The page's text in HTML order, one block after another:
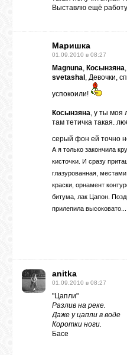
Выставлю ещё
Маришка
01.09.2010 в 08:27
Magnuna, Косынзяна,
svetashal , Девочки,
успокоили!
Косынзяна, у ты моя
там тетичка такая.
серый фон ей точно
А я только закончила
кисточки. И сразу
глазурованная,
краски, орнамент
битума, лак Цапон.
прилепила высоковато...
anitka
01.09.2010 в 08:27
"Цапли"
Разлив на реке.
Даже у цапли в воде
Коротки ноги.
Басе